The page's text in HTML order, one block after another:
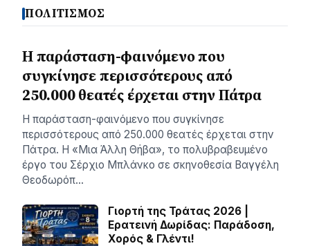
ΠΟΛΙΤΙΣΜΟΣ
Η παράσταση-φαινόμενο που
συγκίνησε περισσότερους από
250.000 θεατές έρχεται στην Πάτρα
Η παράσταση-φαινόμενο που συγκίνησε
περισσότερους από 250.000 θεατές έρχεται στην
Πάτρα. Η «Μια Άλλη Θήβα», το πολυβραβευμένο
έργο του Σέρχιο Μπλάνκο σε σκηνοθεσία Βαγγέλη
Θεοδωρόπ…
Γιορτή της Τράτας 2026 |
Ερατεινή Δωρίδας: Παράδοση,
Χορός & Γλέντι!